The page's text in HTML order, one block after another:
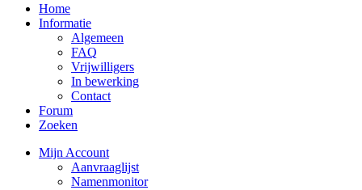
Home
Informatie
Algemeen
FAQ
Vrijwilligers
In bewerking
Contact
Forum
Zoeken
Mijn Account
Aanvraaglijst
Namenmonitor